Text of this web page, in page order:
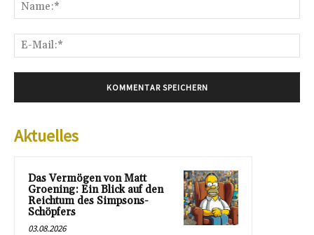
Aktuelles
Das Vermögen von Matt
Groening: Ein Blick auf den
Reichtum des Simpsons-
Schöpfers
03.08.2026